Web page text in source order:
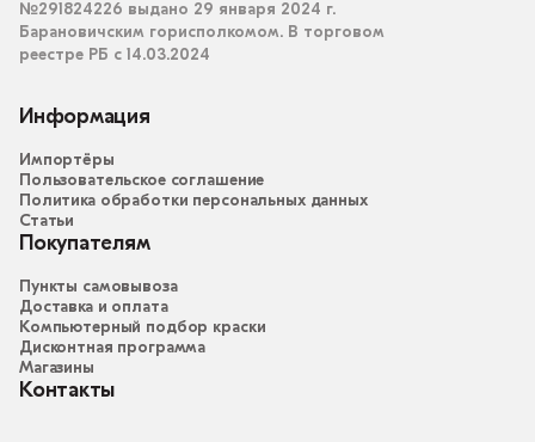
№291824226 выдано 29 января 2024 г.
Барановичским горисполкомом. В торговом
реестре РБ с 14.03.2024
Информация
Импортёры
Пользовательское соглашение
Политика обработки персональных данных
Статьи
Покупателям
Пункты самовывоза
Доставка и оплата
Компьютерный подбор краски
Дисконтная программа
Магазины
Контакты